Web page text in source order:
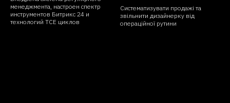
менеджмента, настроен спектр
инструментов Битрикс 24 и
технологий TCE циклов
Систематизувати продажі та
звільнити дизайнерку від
операційної рутини